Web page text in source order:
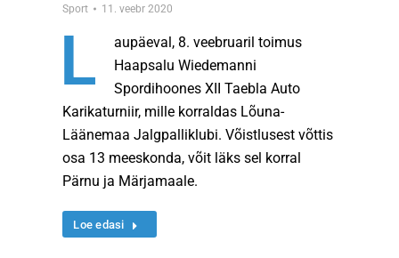
Sport 11. veebr 2020
L
aupäeval, 8. veebruaril toimus
Haapsalu Wiedemanni
Spordihoones XII Taebla Auto
Karikaturniir, mille korraldas Lõuna-
Läänemaa Jalgpalliklubi. Võistlusest võttis
osa 13 meeskonda, võit läks sel korral
Pärnu ja Märjamaale.
Loe edasi